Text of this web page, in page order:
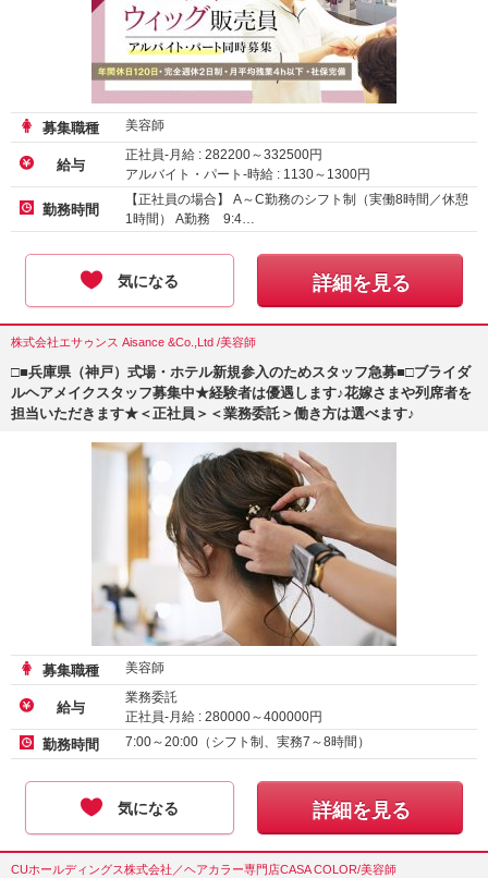
募集職種 美容師
給与
正社員-月給 : 282200～332500円
アルバイト・パート-時給 : 1130～ 1300円
勤務時間
【正社員の場合】 A～C勤務のシフト制（実働8時間／休憩
1時間） A勤務 9:4…
気になる 詳細を見る
株式会社エサゥンス Aisance &Co.,Ltd /美容師
□■兵庫県（神戸）式場・ホテル新規参入のためスタッフ急募■□ブライダ
ルヘアメイクスタッフ募集中★経験者は優遇します♪花嫁さまや列席者を
担当いただきます★＜正社員＞＜業務委託＞働き方は選べます♪
募集職種 美容師
給与
業務委託
正社員-月給 : 280000～400000円
勤務時間 7:00～20:00（シフト制、実務7～8時間）
気になる 詳細を見る
CUホールディングス株式会社／ヘアカラー専門店CASA COLOR/美容師